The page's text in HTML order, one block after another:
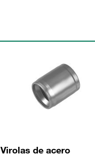
Virolas de acero